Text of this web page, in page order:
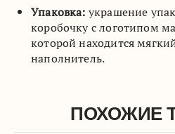
Упаковка: украшение
коробочку с логотипом
которой находится
наполнитель.
ПОХОЖИЕ